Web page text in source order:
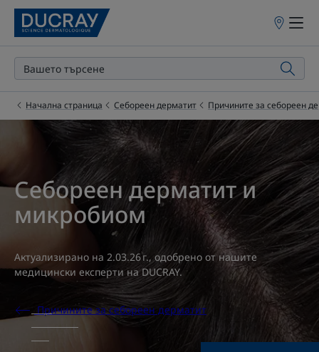
Точки
продажба
Начална страница Себореен дерматит Причините за себореен
Себореен дерматит и
микробиом
Актуализирано на 2.03.26 г., одобрено отнашите
медицински експерти на DUCRAY.
Причините за себореен дерматит